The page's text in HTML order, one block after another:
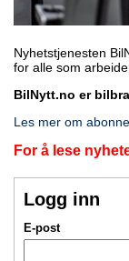
Nyhetstjenesten
for alle som
BilNytt.no er
Les mer om
For å lese
Logg inn
E-post